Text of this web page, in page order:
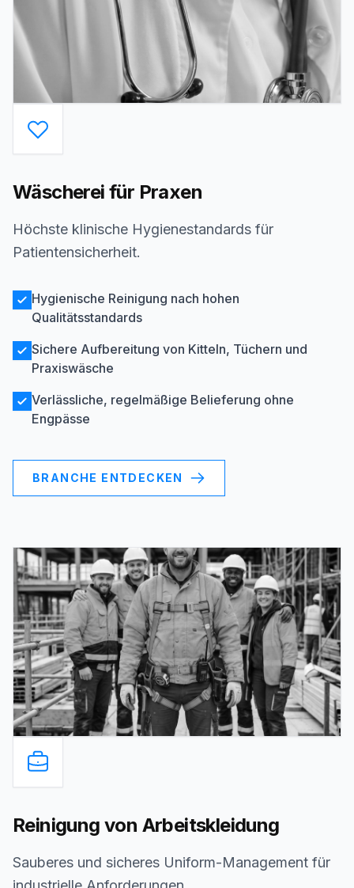
Wäscherei für Praxen
Höchste klinische Hygienestandards für
Patientensicherheit.
Hygienische Reinigung nach hohen
Qualitätsstandards
Sichere Aufbereitung von Kitteln, Tüchern und
Praxiswäsche
Verlässliche, regelmäßige Belieferung ohne
Engpässe
BRANCHE ENTDECKEN
Reinigung von Arbeitskleidung
Sauberes und sicheres Uniform-Management für